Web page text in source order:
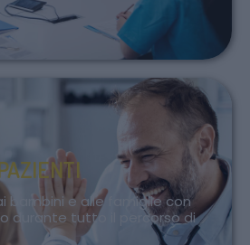
bambini e alle famiglie con
durante tutto il percorso di